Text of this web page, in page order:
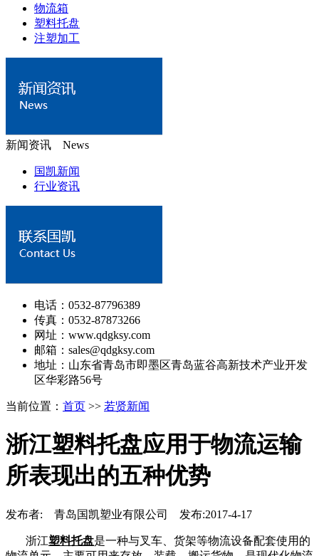
物流箱
塑料托盘
注塑加工
新闻资讯 News
国凯新闻
行业资讯
电话：0532-87796389
传真：0532-87873266
网址：www.qdgksy.com
邮箱：sales@qdgksy.com
地址：山东省青岛市即墨区青岛蓝谷高新技术产业开发
区华彩路56号
当前位置： 首页 >> 若贤新闻
浙江塑料托盘应用于物流运输
所表现出的五种优势
发布者: 青岛国凯塑业有限公司 发布:2017-4-17
浙江塑料托盘是一种与叉车、货架等物流设备配套使用的